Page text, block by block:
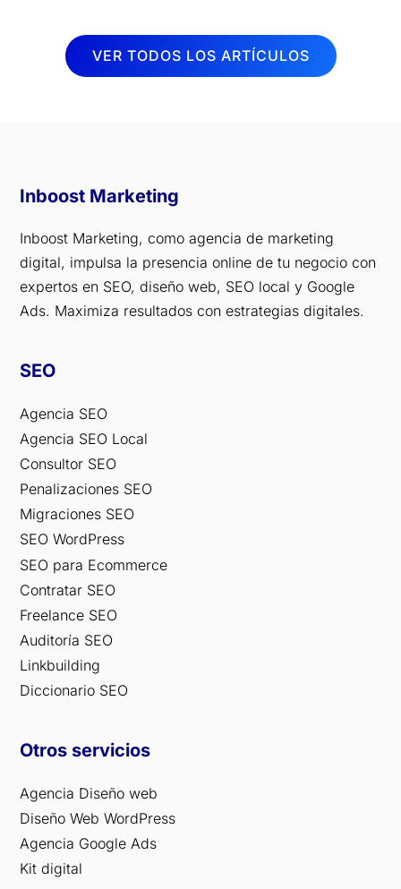
VER TODOS LOS ARTÍCULOS
Inboost Marketing
Inboost Marketing, como agencia de marketing
digital, impulsa la presencia online de tu negocio con
expertos en SEO, diseño web, SEO local y Google
Ads. Maximiza resultados con estrategias digitales.
SEO
Agencia SEO
Agencia SEO Local
Consultor SEO
Penalizaciones SEO
Migraciones SEO
SEO WordPress
SEO para Ecommerce
Contratar SEO
Freelance SEO
Auditoría SEO
Linkbuilding
Diccionario SEO
Otros servicios
Agencia Diseño web
Diseño Web WordPress
Agencia Google Ads
Kit digital